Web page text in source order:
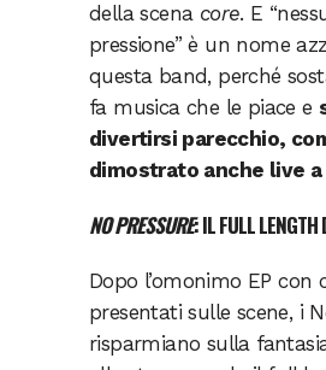
della scena core. E
pressione” è un nome
questa band, perché
fa musica che le piace e
divertirsi parecchio,
dimostrato anche live a
NO PRESSURE: IL FULL LENGTH
Dopo l’omonimo EP con
presentati sulle scene, i
risparmiano sulla